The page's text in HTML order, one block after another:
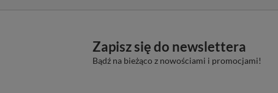
Zapisz się do newslettera
Bądź na bieżąco z nowościami i promocjami!